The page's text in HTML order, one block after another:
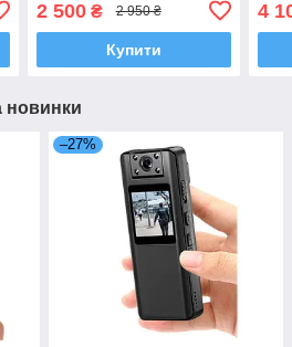
підсвічуванням
2 500₴ 2 950 ₴
Купити
4
новинки
–27%